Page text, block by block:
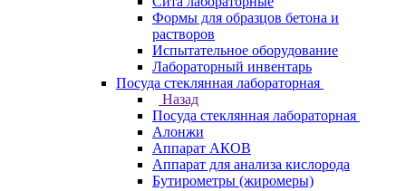
Формы для образцов бетона и
растворов
Испытательное оборудование
Лабораторный инвентарь
Посуда стеклянная лабораторная
Назад
Посуда стеклянная лабораторная
Алонжи
Аппарат АКОВ
Аппарат для анализа кислорода
Бутирометры (жиромеры)